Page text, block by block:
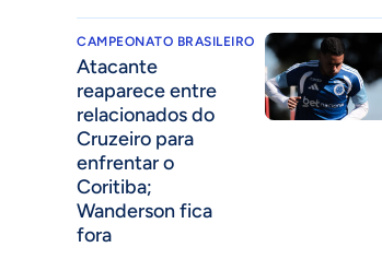
CAMPEONATO BRASILEIRO
Atacante
reaparece entre
relacionados do
Cruzeiro para
enfrentar o
Coritiba;
Wanderson fica
fora